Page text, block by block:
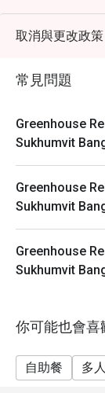
the latest
All prices are
Breakfast
Breakfast
in rotation
• Thai and
• Egg station
• Cheeses
• Soup of the
• Cereals and
• Vegetarian
• Special of
取消與更改政策
常見問題
Greenhouse
Sukhumvit
Greenhouse
Sukhumvit
Greenhouse
Sukhumvit
你可能也會喜
自助餐 多人